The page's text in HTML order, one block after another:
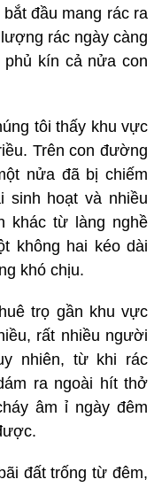
đầu mang rác ra
rác ngày càng
kín cả nửa con
tôi thấy khu vực
Trên con đường
nửa đã bị chiếm
sinh hoạt và nhiều
khác từ làng nghề
không hai kéo dài
khó chịu.
trọ gần khu vực
rất nhiều người
nhiên, từ khi rác
ra ngoài hít thở
âm ỉ ngày đêm
đất trống từ đêm,